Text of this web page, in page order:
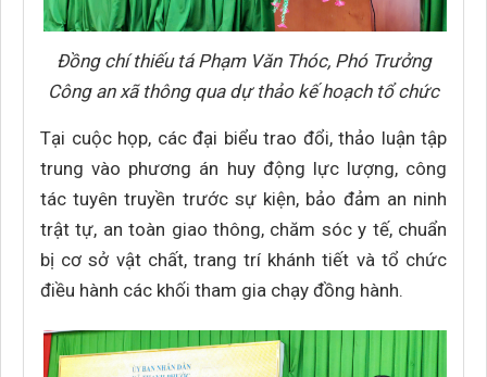
Đồng chí thiếu tá Phạm Văn Thóc, Phó Trưởng
Công an xã thông qua dự thảo kế hoạch tổ chức
Tại cuộc họp, các đại biểu trao đổi, thảo luận tập
trung vào phương án huy động lực lượng, công
tác tuyên truyền trước sự kiện, bảo đảm an ninh
trật tự, an toàn giao thông, chăm sóc y tế, chuẩn
bị cơ sở vật chất, trang trí khánh tiết và tổ chức
điều hành các khối tham gia chạy đồng hành.